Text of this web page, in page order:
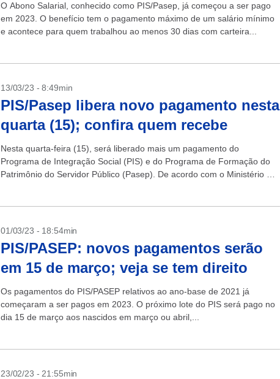
O Abono Salarial, conhecido como PIS/Pasep, já começou a ser pago
em 2023. O benefício tem o pagamento máximo de um salário mínimo
e acontece para quem trabalhou ao menos 30 dias com carteira...
13/03/23 - 8:49min
PIS/Pasep libera novo pagamento nesta
quarta (15); confira quem recebe
Nesta quarta-feira (15), será liberado mais um pagamento do
Programa de Integração Social (PIS) e do Programa de Formação do
Patrimônio do Servidor Público (Pasep). De acordo com o Ministério do
01/03/23 - 18:54min
PIS/PASEP: novos pagamentos serão
em 15 de março; veja se tem direito
Os pagamentos do PIS/PASEP relativos ao ano-base de 2021 já
começaram a ser pagos em 2023. O próximo lote do PIS será pago no
dia 15 de março aos nascidos em março ou abril,...
23/02/23 - 21:55min